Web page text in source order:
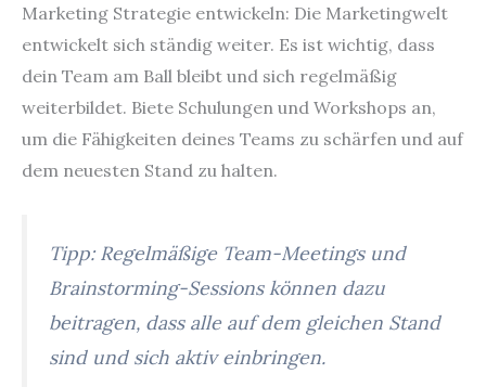
Marketing Strategie entwickeln: Die Marketingwelt
entwickelt sich ständig weiter. Es ist wichtig, dass
dein Team am Ball bleibt und sich regelmäßig
weiterbildet. Biete Schulungen und Workshops an,
um die Fähigkeiten deines Teams zu schärfen und auf
dem neuesten Stand zu halten.
Tipp: Regelmäßige Team-Meetings und
Brainstorming-Sessions können dazu
beitragen, dass alle auf dem gleichen Stand
sind und sich aktiv einbringen.